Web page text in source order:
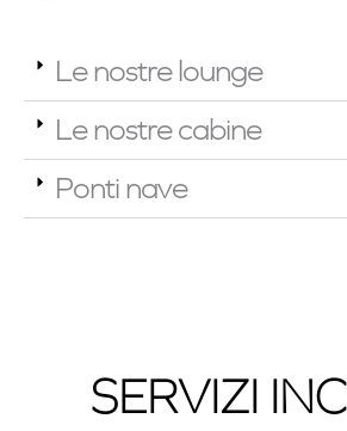
Le nostre lounge
Le nostre cabine
Ponti nave
SERVIZI